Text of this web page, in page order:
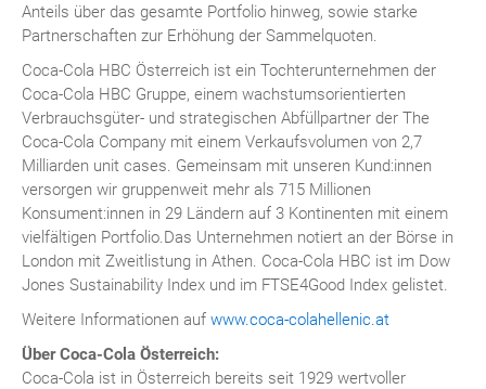
Anteils über das gesamte Portfolio hinweg, sowie starke
Partnerschaften zur Erhöhung der Sammelquoten.
Coca-Cola HBC Österreich ist ein Tochterunternehmen der
Coca-Cola HBC Gruppe, einem wachstumsorientierten
Verbrauchsgüter- und strategischen Abfüllpartner der The
Coca-Cola Company mit einem Verkaufsvolumen von 2,7
Milliarden unit cases. Gemeinsam mit unseren Kund:innen
versorgen wir gruppenweit mehr als 715 Millionen
Konsument:innen in 29 Ländern auf 3 Kontinenten mit einem
vielfältigen Portfolio.Das Unternehmen notiert an der Börse in
London mit Zweitlistung in Athen. Coca-Cola HBC ist im Dow
Jones Sustainability Index und im FTSE4Good Index gelistet.
Weitere Informationen auf www.coca-colahellenic.at
Über Coca-Cola Österreich:
Coca-Cola ist in Österreich bereits seit 1929 wertvoller